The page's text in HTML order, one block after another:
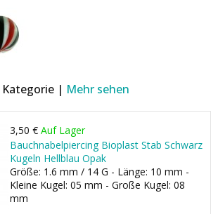
| Mehr sehen
3,50 € Auf Lager
Bauchnabelpiercing Bioplast Stab Schwarz
Kugeln Hellblau Opak
Größe: 1.6 mm / 14 G - Länge: 10 mm -
Kleine Kugel: 05 mm - Große Kugel: 08
mm